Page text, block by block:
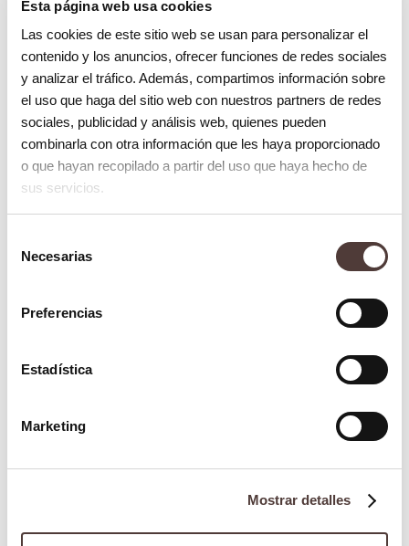
Esta página web usa cookies
Las cookies de este sitio web se usan para personalizar el
contenido y los anuncios, ofrecer funciones de redes sociales
y analizar el tráfico. Además, compartimos información sobre
el uso que haga del sitio web con nuestros partners de redes
sociales, publicidad y análisis web, quienes pueden
combinarla con otra información que les haya proporcionado
o que hayan recopilado a partir del uso que haya hecho de
sus servicios.
Necesarias
Preferencias
Estadística
Marketing
Mostrar detalles
medidas preventivas para limitar que se
propague la infección. Los síntomas más
habituales de la presencia del virus del
papiloma que se presentan en la boca son:
• Papiloma escamoso.Son lesiones en
forma de coliflor de apariencia blanca.
Es la llamada
verruga común. Se puede manifestar en
orofaringe. Estos condilomas acumulados
existiendo poca o nula posibilidad de que
degeneren en un cáncer en el futuro. Pero
generar co-infecciones con otros tipos de
virus que sí presentan riesgos
oncogénicos.